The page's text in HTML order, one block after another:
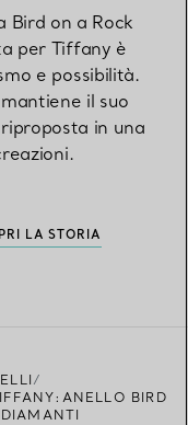
Bird on a Rock
per Tiffany è
e possibilità.
il suo
in una
LA STORIA
BIRD